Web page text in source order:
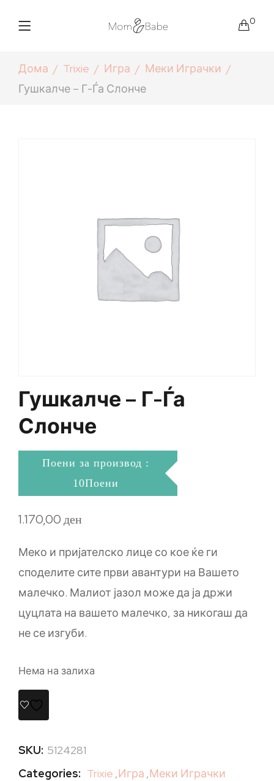
0
Дома Trixie Игра
Меки Играчки
Гушкалче – Г-Ѓа Слонче
Гушкалче – Г-Ѓа
Слонче
Поени за производ :
10Поени
1.170,00ден
Меко и пријателско лице со кое ќе ги
споделите сите први авантури на Вашето
малечко. Малиот јазол може да ја држи
цуцлата на вашето малечко, за никогаш да
не се изгуби.
Нема на залиха
SKU: 5124281
Categories: Trixie ,Игра ,Меки Играчки